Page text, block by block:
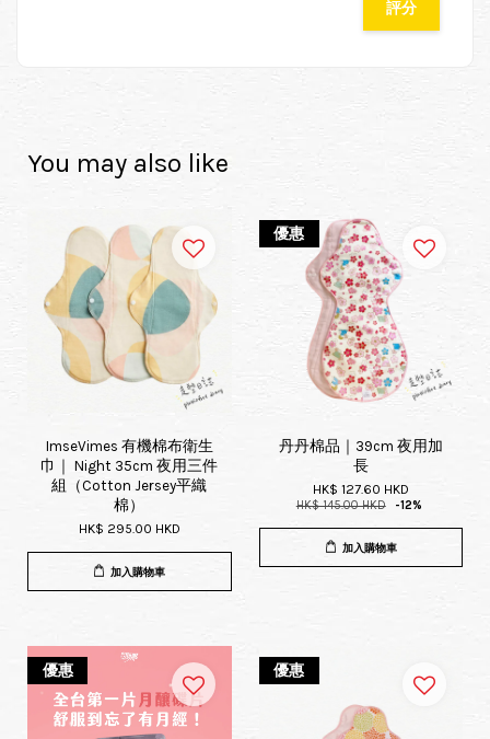
評分
You may also like
ImseVimes 有機棉布衛生
巾｜ Night 35cm 夜用三件
組（Cotton Jersey平織
棉）
HK$ 295.00 HKD
加入購物車
優惠
丹丹棉品｜39cm 夜用加
長
HK$ 127.60 HKD
HK$ 145.00 HKD -12%
加入購物車
優惠 優惠